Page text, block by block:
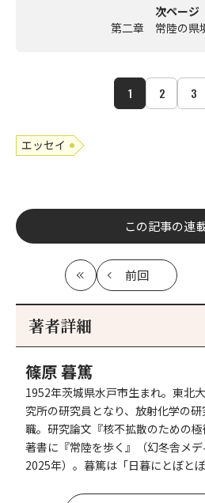
次ページ
第二章 常陸の県
1 2 3
エッセイ
この記事の連
最
初
前回
記
著者詳細
篠原 暮篤
1952年茨城県水戸市生まれ。東北
究所の研究員となり、放射化学の
職。研究論文『核不拡散のための極
著書に『常陸を歩く』（幻冬舎メデ
2025年）。暮篤は「日暮にとぼと